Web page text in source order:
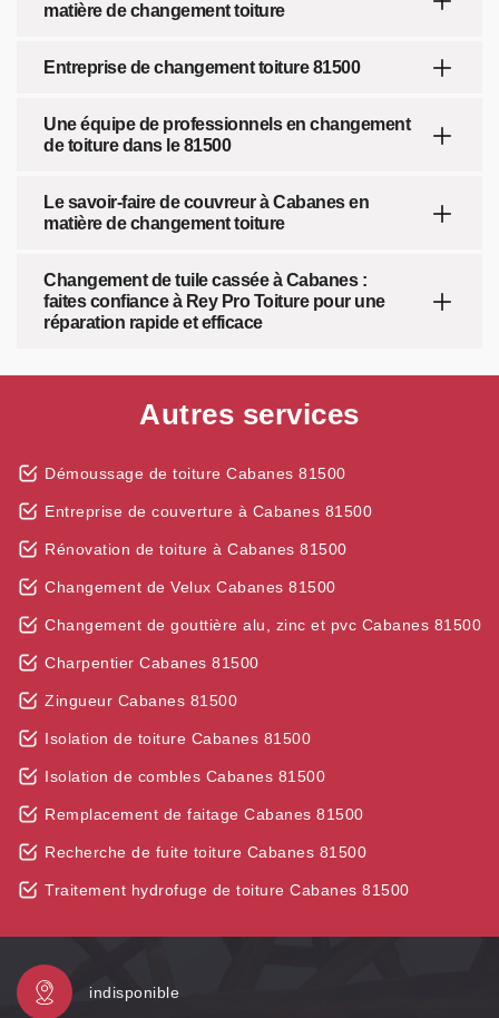
matière de changement toiture
Entreprise de changement toiture 81500
Une équipe de professionnels en changement
de toiture dans le 81500
Le savoir-faire de couvreur à Cabanes en
matière de changement toiture
Changement de tuile cassée à Cabanes :
faites confiance à Rey Pro Toiture pour une
réparation rapide et efficace
Autres services
Démoussage de toiture Cabanes 81500
Entreprise de couverture à Cabanes 81500
Rénovation de toiture à Cabanes 81500
Changement de Velux Cabanes 81500
Changement de gouttière alu, zinc et pvc Cabanes 81500
Charpentier Cabanes 81500
Zingueur Cabanes 81500
Isolation de toiture Cabanes 81500
Isolation de combles Cabanes 81500
Remplacement de faitage Cabanes 81500
Recherche de fuite toiture Cabanes 81500
Traitement hydrofuge de toiture Cabanes 81500
indisponible